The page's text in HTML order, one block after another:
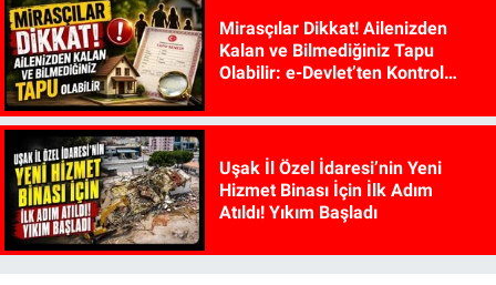
Mirasçılar Dikkat! Ailenizden
Kalan ve Bilmediğiniz Tapu
Olabilir: e-Devlet’ten Kontrol
Uşak İl Özel İdaresi’nin Yeni
Hizmet Binası İçin İlk Adım
Atıldı! Yıkım Başladı